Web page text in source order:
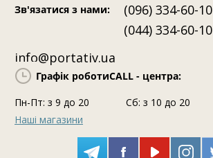
Зв'язатися з нами:
(096) 334-60-10
(044) 334-60-10
info@portativ.ua
Графік роботиCALL - центра:
Пн-Пт: з 9 до 20
Сб: з 10 до 20
Наші магазини